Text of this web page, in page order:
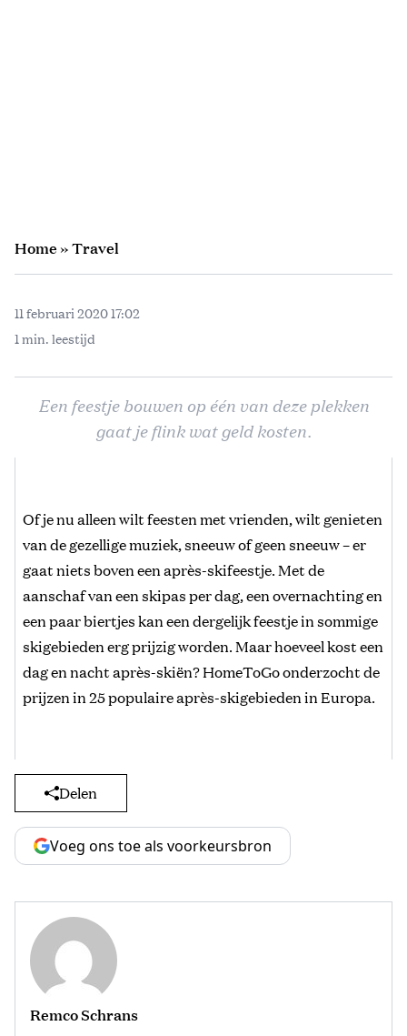
Home»Travel
11 februari 2020 17:02
1 min. leestijd
Een feestje bouwen op één van deze plekken
gaat je flink wat geld kosten.
Of je nu alleen wilt feesten met vrienden, wilt genieten
van de gezellige muziek, sneeuw of geen sneeuw – er
gaat niets boven een après-skifeestje. Met de
aanschaf van een skipas per dag, een overnachting en
een paar biertjes kan een dergelijk feestje in sommige
skigebieden erg prijzig worden. Maar hoeveel kost een
dag en nacht après-skiën? HomeToGo onderzocht de
prijzen in 25 populaire après-skigebieden in Europa.
Delen
Voeg ons toe als voorkeursbron
Remco Schrans